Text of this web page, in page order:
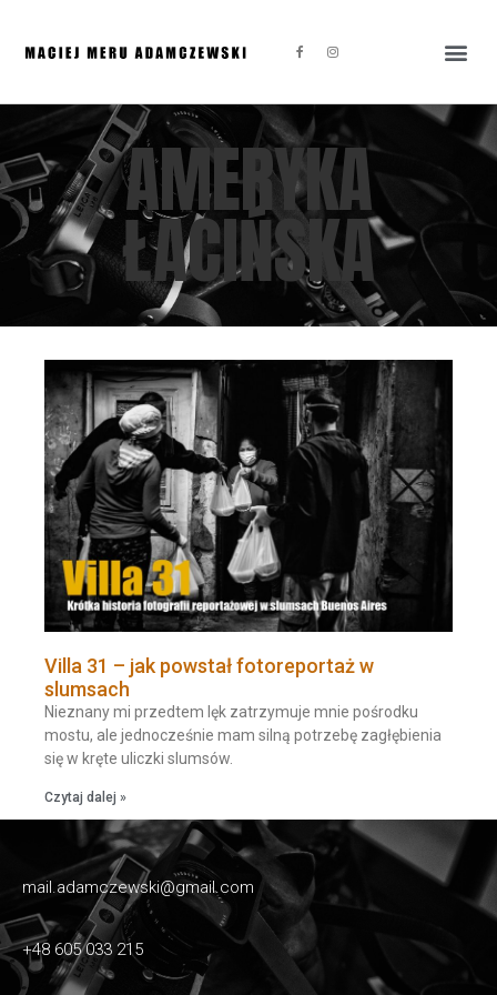
AMERYKA
ŁACIŃSKA
Villa 31 – jak powstał fotoreportaż w
slumsach
Nieznany mi przedtem lęk zatrzymuje mnie pośrodku
mostu, ale jednocześnie mam silną potrzebę zagłębienia
się w kręte uliczki slumsów.
Czytaj dalej »
mail.adamczewski@gmail.com
+48 605 033 215